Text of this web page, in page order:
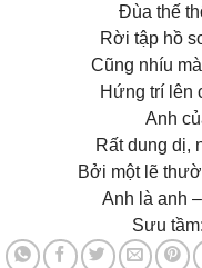
Đùa thế
Rời tập hồ
Cũng nhíu
Hứng trí lên
Anh
Rất dung dị,
Bởi một lẽ
Anh là anh
Sưu